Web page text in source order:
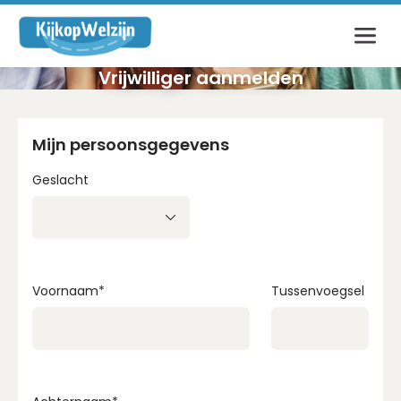
Vrijwilliger aanmelden
Mijn persoonsgegevens
Geslacht
Voornaam* Tussenvoegsel
Inloggen